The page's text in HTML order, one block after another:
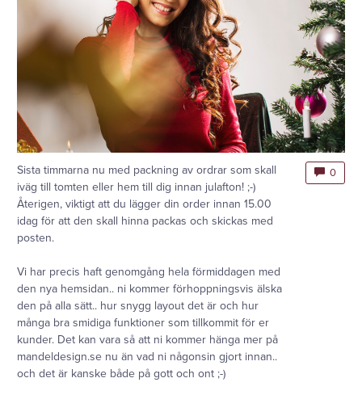
Sista timmarna nu med packning av ordrar som skall
iväg till tomten eller hem till dig innan julafton! ;-)
Återigen, viktigt att du lägger din order innan 15.00
idag för att den skall hinna packas och skickas med
posten.
Vi har precis haft genomgång hela förmiddagen med
den nya hemsidan.. ni kommer förhoppningsvis älska
den på alla sätt.. hur snygg layout det är och hur
många bra smidiga funktioner som tillkommit för er
kunder. Det kan vara så att ni kommer hänga mer på
mandeldesign.se nu än vad ni någonsin gjort innan..
och det är kanske både på gott och ont ;-)
0